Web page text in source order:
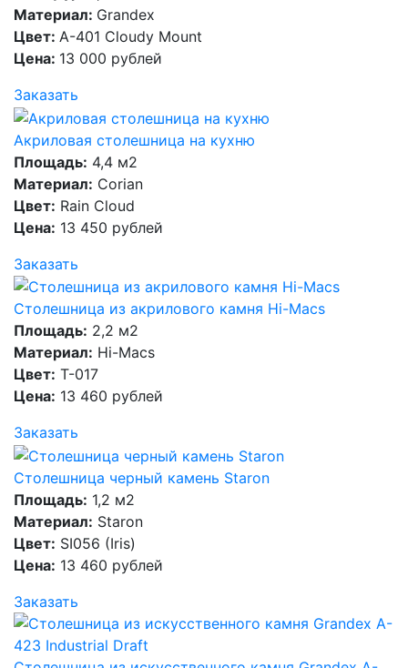
Материал: Grandex
Цвет: A-401 Cloudy Mount
Цена: 13 000 рублей
Заказать
Акриловая столешница на кухню
Площадь: 4,4 м2
Материал: Corian
Цвет: Rain Cloud
Цена: 13 450 рублей
Заказать
Столешница из акрилового камня Hi-Macs
Площадь: 2,2 м2
Материал: Hi-Macs
Цвет: T-017
Цена: 13 460 рублей
Заказать
Столешница черный камень Staron
Площадь: 1,2 м2
Материал: Staron
Цвет: SI056 (Iris)
Цена: 13 460 рублей
Заказать